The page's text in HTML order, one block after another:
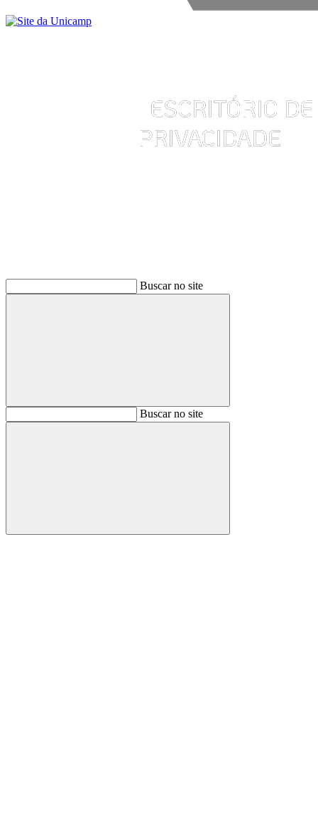
Buscar no site
BuscarBuscar no site
Buscar